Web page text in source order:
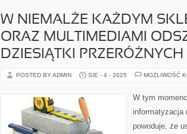
W NIEMALŻE KAŻDYM
ORAZ MULTIMEDIAMI
DZIESIĄTKI PRZERÓŻNYCH
POSTED BY ADMIN SIE - 4 - 2025 MOŻLIWOŚĆ
W tym
informatyzacja
powoduje, że